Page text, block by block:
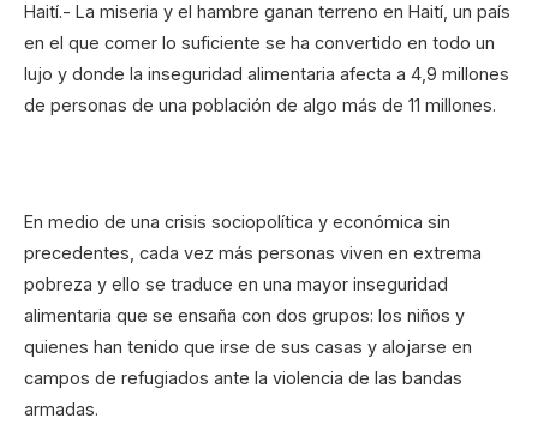
Haití.- La miseria y el hambre ganan terreno en Haití, un país
en el que comer lo suficiente se ha convertido en todo un
lujo y donde la inseguridad alimentaria afecta a 4,9 millones
de personas de una población de algo más de 11 millones.
En medio de una crisis sociopolítica y económica sin
precedentes, cada vez más personas viven en extrema
pobreza y ello se traduce en una mayor inseguridad
alimentaria que se ensaña con dos grupos: los niños y
quienes han tenido que irse de sus casas y alojarse en
campos de refugiados ante la violencia de las bandas
armadas.